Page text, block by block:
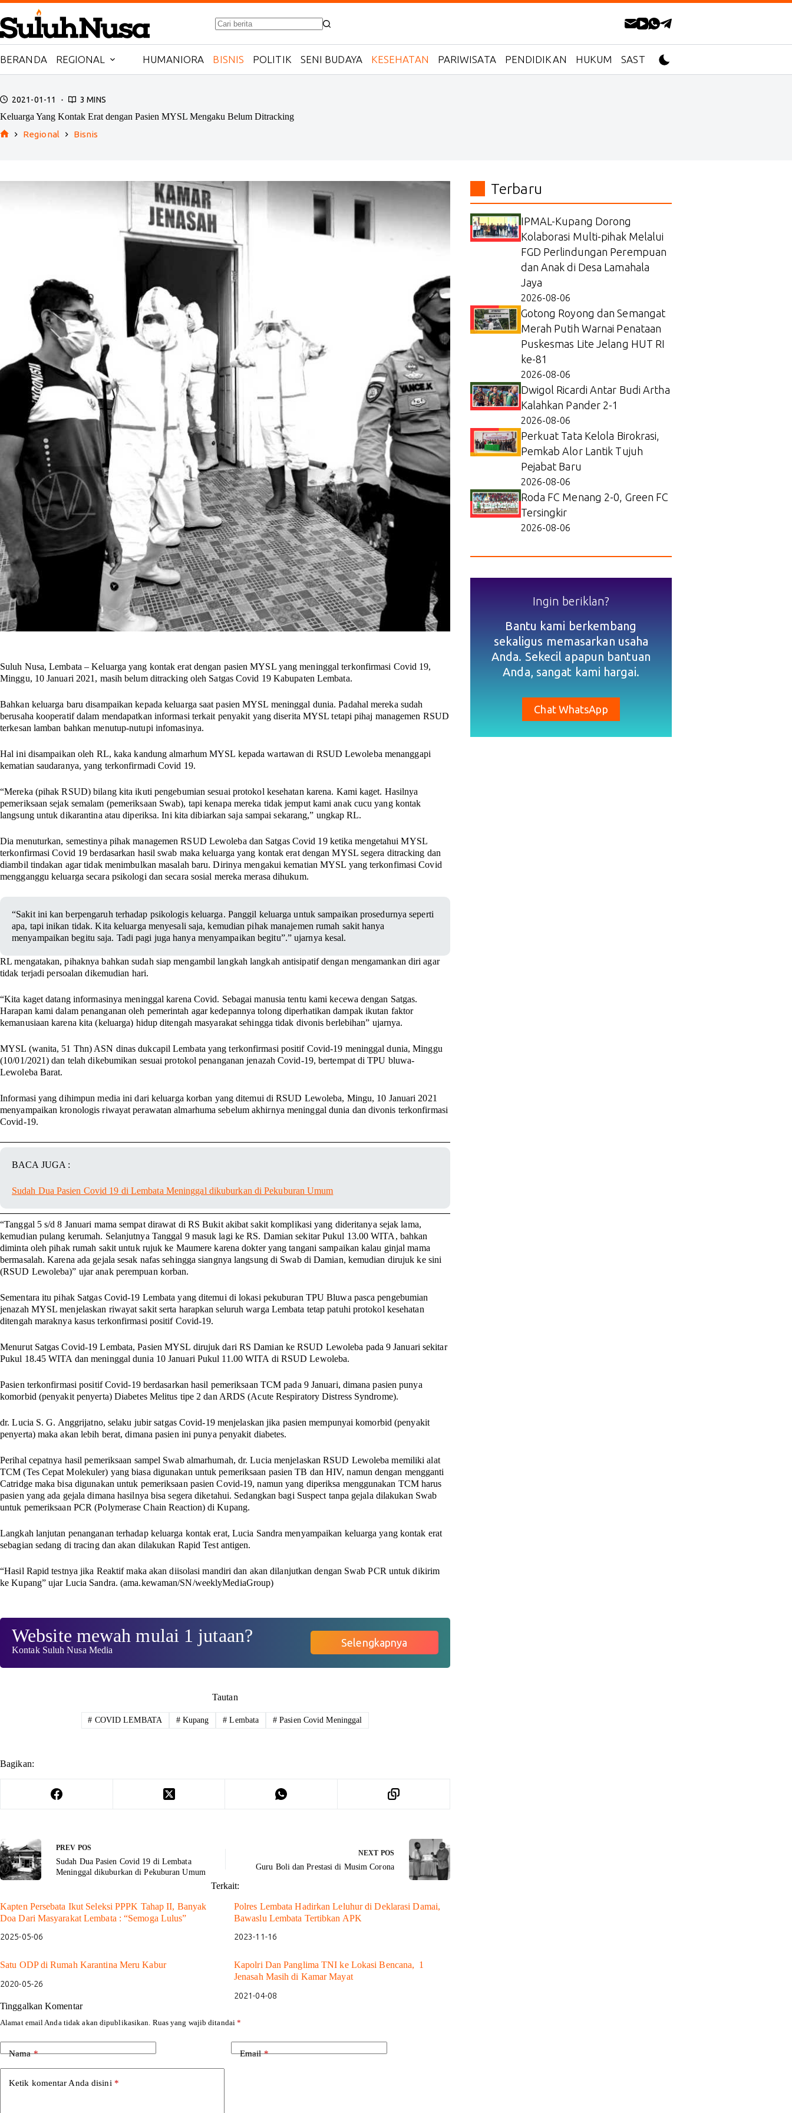
Skip
to
content
No
BERANDA REGIONAL HUMANIORA BISNIS POLITIK SENI BUDAYA KESEHATAN PARIWISATA PENDIDIKAN HUKUM SASTRA
2021-01-11 3 MINS
Keluarga Yang Kontak Erat dengan Pasien MYSL Mengaku Belum Ditracking
Regional Bisnis
Suluh Nusa, Lembata – Keluarga yang kontak erat dengan pasien MYSL yang meninggal terkonfirmasi Covid 19,
Minggu, 10 Januari 2021, masih belum ditracking oleh Satgas Covid 19 Kabupaten Lembata.
Bahkan keluarga baru disampaikan kepada keluarga saat pasien MYSL meninggal dunia. Padahal mereka sudah
berusaha kooperatif dalam mendapatkan informasi terkait penyakit yang diserita MYSL tetapi pihaj managemen RSUD
terkesan lamban bahkan menutup-nutupi infomasinya.
Hal ini disampaikan oleh RL, kaka kandung almarhum MYSL kepada wartawan di RSUD Lewoleba menanggapi
kematian saudaranya, yang terkonfirmadi Covid 19.
“Mereka (pihak RSUD) bilang kita ikuti pengebumian sesuai protokol kesehatan karena. Kami kaget. Hasilnya
pemeriksaan sejak semalam (pemeriksaan Swab), tapi kenapa mereka tidak jemput kami anak cucu yang kontak
langsung untuk dikarantina atau diperiksa. Ini kita dibiarkan saja sampai sekarang,” ungkap RL.
Dia menuturkan, semestinya pihak managemen RSUD Lewoleba dan Satgas Covid 19 ketika mengetahui MYSL
terkonfirmasi Covid 19 berdasarkan hasil swab maka keluarga yang kontak erat dengan MYSL segera ditracking dan
diambil tindakan agar tidak menimbulkan masalah baru. Dirinya mengakui kematian MYSL yang terkonfimasi Covid
mengganggu keluarga secara psikologi dan secara sosial mereka merasa dihukum.
“Sakit ini kan berpengaruh terhadap psikologis keluarga. Panggil keluarga untuk sampaikan prosedurnya seperti
apa, tapi inikan tidak. Kita keluarga menyesali saja, kemudian pihak manajemen rumah sakit hanya
menyampaikan begitu saja. Tadi pagi juga hanya menyampaikan begitu”.” ujarnya kesal.
RL mengatakan, pihaknya bahkan sudah siap mengambil langkah langkah antisipatif dengan mengamankan diri agar
tidak terjadi persoalan dikemudian hari.
“Kita kaget datang informasinya meninggal karena Covid. Sebagai manusia tentu kami kecewa dengan Satgas.
Harapan kami dalam penanganan oleh pemerintah agar kedepannya tolong diperhatikan dampak ikutan faktor
kemanusiaan karena kita (keluarga) hidup ditengah masyarakat sehingga tidak divonis berlebihan” ujarnya.
MYSL (wanita, 51 Thn) ASN dinas dukcapil Lembata yang terkonfirmasi positif Covid-19 meninggal dunia, Minggu
(10/01/2021) dan telah dikebumikan sesuai protokol penanganan jenazah Covid-19, bertempat di TPU bluwa-
Lewoleba Barat.
Informasi yang dihimpun media ini dari keluarga korban yang ditemui di RSUD Lewoleba, Mingu, 10 Januari 2021
menyampaikan kronologis riwayat perawatan almarhuma sebelum akhirnya meninggal dunia dan divonis terkonfirmasi
Covid-19.
BACA JUGA :
Sudah Dua Pasien Covid 19 di Lembata Meninggal dikuburkan di Pekuburan Umum
“Tanggal 5 s/d 8 Januari mama sempat dirawat di RS Bukit akibat sakit komplikasi yang dideritanya sejak lama,
kemudian pulang kerumah. Selanjutnya Tanggal 9 masuk lagi ke RS. Damian sekitar Pukul 13.00 WITA, bahkan
diminta oleh pihak rumah sakit untuk rujuk ke Maumere karena dokter yang tangani sampaikan kalau ginjal mama
bermasalah. Karena ada gejala sesak nafas sehingga siangnya langsung di Swab di Damian, kemudian dirujuk ke sini
(RSUD Lewoleba)” ujar anak perempuan korban.
Sementara itu pihak Satgas Covid-19 Lembata yang ditemui di lokasi pekuburan TPU Bluwa pasca pengebumian
jenazah MYSL menjelaskan riwayat sakit serta harapkan seluruh warga Lembata tetap patuhi protokol kesehatan
ditengah maraknya kasus terkonfirmasi positif Covid-19.
Menurut Satgas Covid-19 Lembata, Pasien MYSL dirujuk dari RS Damian ke RSUD Lewoleba pada 9 Januari sekitar
Pukul 18.45 WITA dan meninggal dunia 10 Januari Pukul 11.00 WITA di RSUD Lewoleba.
Pasien terkonfirmasi positif Covid-19 berdasarkan hasil pemeriksaan TCM pada 9 Januari, dimana pasien punya
komorbid (penyakit penyerta) Diabetes Melitus tipe 2 dan ARDS (Acute Respiratory Distress Syndrome).
dr. Lucia S. G. Anggrijatno, selaku jubir satgas Covid-19 menjelaskan jika pasien mempunyai komorbid (penyakit
penyerta) maka akan lebih berat, dimana pasien ini punya penyakit diabetes.
Perihal cepatnya hasil pemeriksaan sampel Swab almarhumah, dr. Lucia menjelaskan RSUD Lewoleba memiliki alat
TCM (Tes Cepat Molekuler) yang biasa digunakan untuk pemeriksaan pasien TB dan HIV, namun dengan mengganti
Catridge maka bisa digunakan untuk pemeriksaan pasien Covid-19, namun yang diperiksa menggunakan TCM harus
pasien yang ada gejala dimana hasilnya bisa segera diketahui. Sedangkan bagi Suspect tanpa gejala dilakukan Swab
untuk pemeriksaan PCR (Polymerase Chain Reaction) di Kupang.
Langkah lanjutan penanganan terhadap keluarga kontak erat, Lucia Sandra menyampaikan keluarga yang kontak erat
sebagian sedang di tracing dan akan dilakukan Rapid Test antigen.
“Hasil Rapid testnya jika Reaktif maka akan diisolasi mandiri dan akan dilanjutkan dengan Swab PCR untuk dikirim
ke Kupang” ujar Lucia Sandra.(ama.kewaman/SN/weeklyMediaGroup)
Website mewah mulai 1 jutaan?
Kontak Suluh Nusa Media
Selengkapnya
Tautan
# COVID LEMBATA #Kupang # Lembata # Pasien Covid Meninggal
Bagikan:
PREV POS
Sudah Dua Pasien Covid 19 di Lembata
Meninggal dikuburkan di Pekuburan Umum
NEXT POS
Guru Boli dan Prestasi di Musim Corona
Terkait:
Kapten Persebata Ikut Seleksi PPPK Tahap II, Banyak
Doa Dari Masyarakat Lembata : “Semoga Lulus”
2025-05-06
Polres Lembata Hadirkan Leluhur di Deklarasi Damai,
Bawaslu Lembata Tertibkan APK
2023-11-16
Satu ODP di Rumah Karantina Meru Kabur
2020-05-26
Kapolri Dan Panglima TNI ke Lokasi Bencana, 1
Jenasah Masih di Kamar Mayat
2021-04-08
Tinggalkan Komentar
Alamat email Anda tidak akan dipublikasikan. Ruas yang wajib ditandai*
Nama* Email*
Ketik komentar Anda disini *
Terbaru
IPMAL-Kupang Dorong
Kolaborasi Multi-pihak Melalui
FGD Perlindungan Perempuan
dan Anak di Desa Lamahala
Jaya
2026-08-06
Gotong Royong dan Semangat
Merah Putih Warnai Penataan
Puskesmas Lite Jelang HUT RI
ke-81
2026-08-06
Dwigol Ricardi Antar Budi Artha
Kalahkan Pander 2-1
2026-08-06
Perkuat Tata Kelola Birokrasi,
Pemkab Alor Lantik Tujuh
Pejabat Baru
2026-08-06
Roda FC Menang 2-0, Green FC
Tersingkir
2026-08-06
Ingin beriklan?
Bantu kami berkembang
sekaligus memasarkan usaha
Anda. Sekecil apapun bantuan
Anda, sangat kami hargai.
Chat WhatsApp